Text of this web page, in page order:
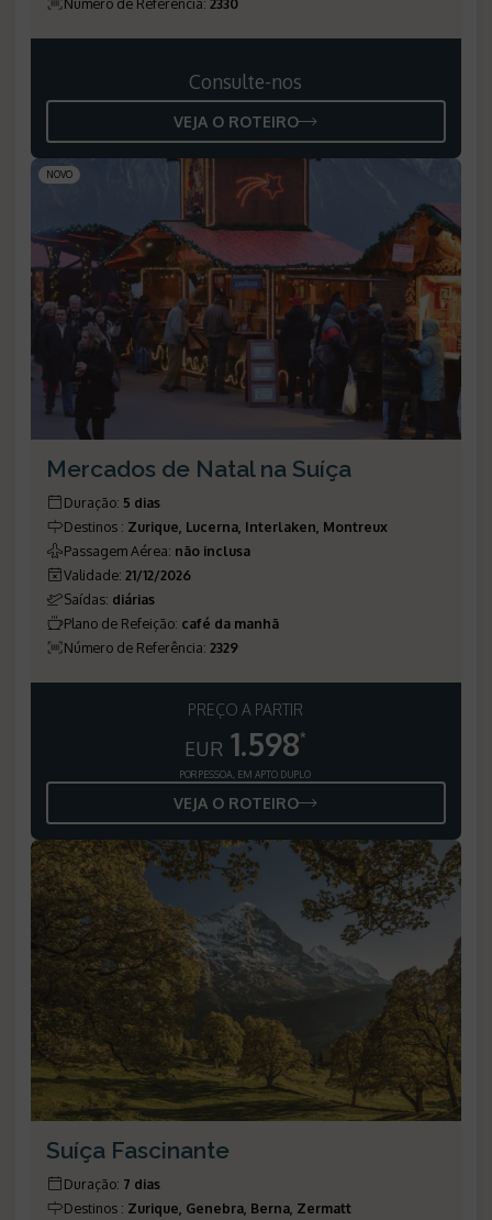
Consulte-nos
VEJA O ROTEIRO
NOVO
Mercados de Natal na Suíça
Duração: 5 dias
Destinos : Zurique, Lucerna, Interlaken, Montreux
Passagem Aérea: não inclusa
Validade: 21/12/2026
Saídas: diárias
Plano de Refeição: café da manhã
Número de Referência: 2329
PREÇO A PARTIR
EUR 1.598*
POR PESSOA, EM APTO DUPLO
VEJA O ROTEIRO
Suíça Fascinante
Duração: 7 dias
Destinos : Zurique, Genebra, Berna, Zermatt